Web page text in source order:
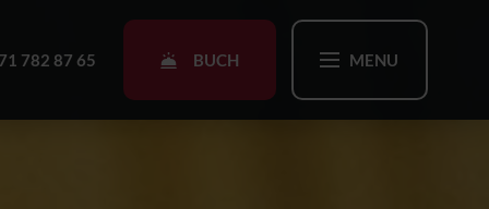
782 87 65 BUCH MENU